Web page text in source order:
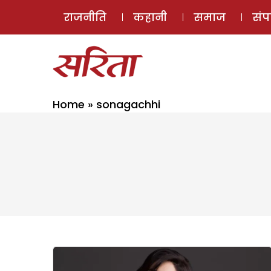
राजनीति कहानी समाज
Home » sonagachhi